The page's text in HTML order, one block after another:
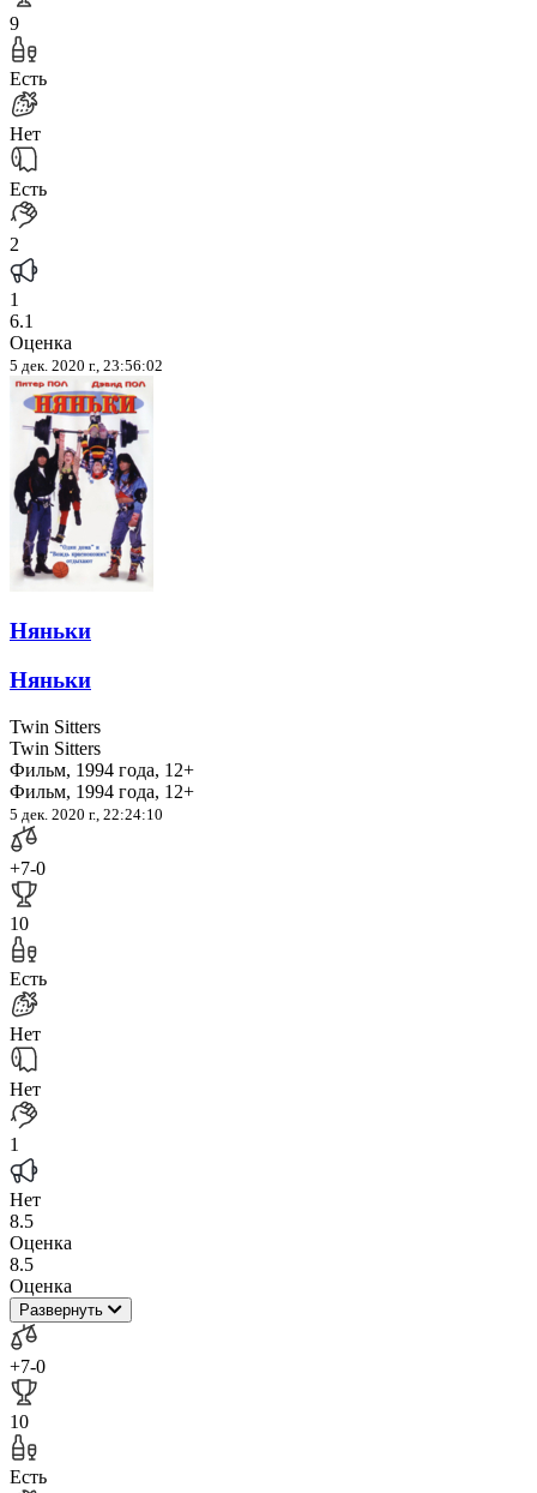
9
Есть
Нет
Есть
2
1
6.1
Оценка
5 дек. 2020 г., 23:56:02
Няньки
Няньки
Twin Sitters
Twin Sitters
Фильм, 1994 года, 12+
Фильм, 1994 года, 12+
5 дек. 2020 г., 22:24:10
+7-0
10
Есть
Нет
Нет
1
Нет
8.5
Оценка
8.5
Оценка
Развернуть
+7-0
10
Есть